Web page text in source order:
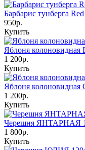
Барбарис тунберга
950р.
Купить
Яблоня
1 200р.
Купить
Яблоня
1 200р.
Купить
Черешня ЯНТАРНАЯ
1 800р.
Купить